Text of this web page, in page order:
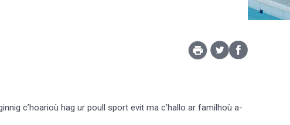
c’hoarioù hag ur poull sport evit ma c’hallo ar familhoù a-